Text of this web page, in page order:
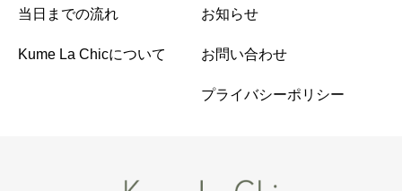
当日までの流れ
Kume La Chicについて
お知らせ
お問い合わせ
プライバシーポリシー